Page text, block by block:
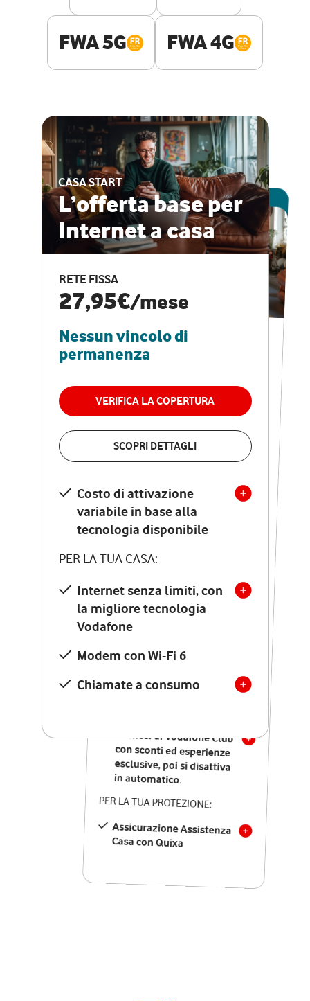
FWA 5G FWA 4G
CASA START
L’offerta base per
Internet a casa
RETE FISSA
27,95€/mese
Nessun vincolo di
permanenza
VERIFICA LA COPERTURA
SCOPRI DETTAGLI
Costo di attivazione
variabile in base alla
tecnologia disponibile
PER LA TUA CASA:
Internet senza limiti, con
la migliore tecnologia
Vodafone
Modem con Wi-Fi 6
Chiamate a consumo
ESCLUSIVA ONLINE
CASA PRO
Internet veloce e
vantaggi speciali
RETE FISSA + VODAFONE CLUB
29,95€
permanenza
VERIFICA LA COPERTURA
Costo di attivazione
variabile in base alla
tecnologia disponibile
PER LA TUA CASA:
Internet senza limiti, con
la migliore tecnologia
Vodafone
Modem Seven con Wi-Fi 7
Chiamate illimitate verso
numeri fissi e mobili
nazionali
12 mesi di Vodafone Club
con sconti ed esperienze
esclusive, poi si disattiva
in automatico.
PER LA TUA PROTEZIONE:
Assicurazione Assistenza
Casa con Quixa